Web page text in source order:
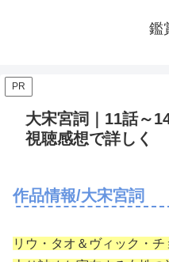
鑑
PR
大宋宮詞｜11話～
視聴感想で詳しく
作品情報/大宋宮詞
リウ・タオ＆ヴィック・